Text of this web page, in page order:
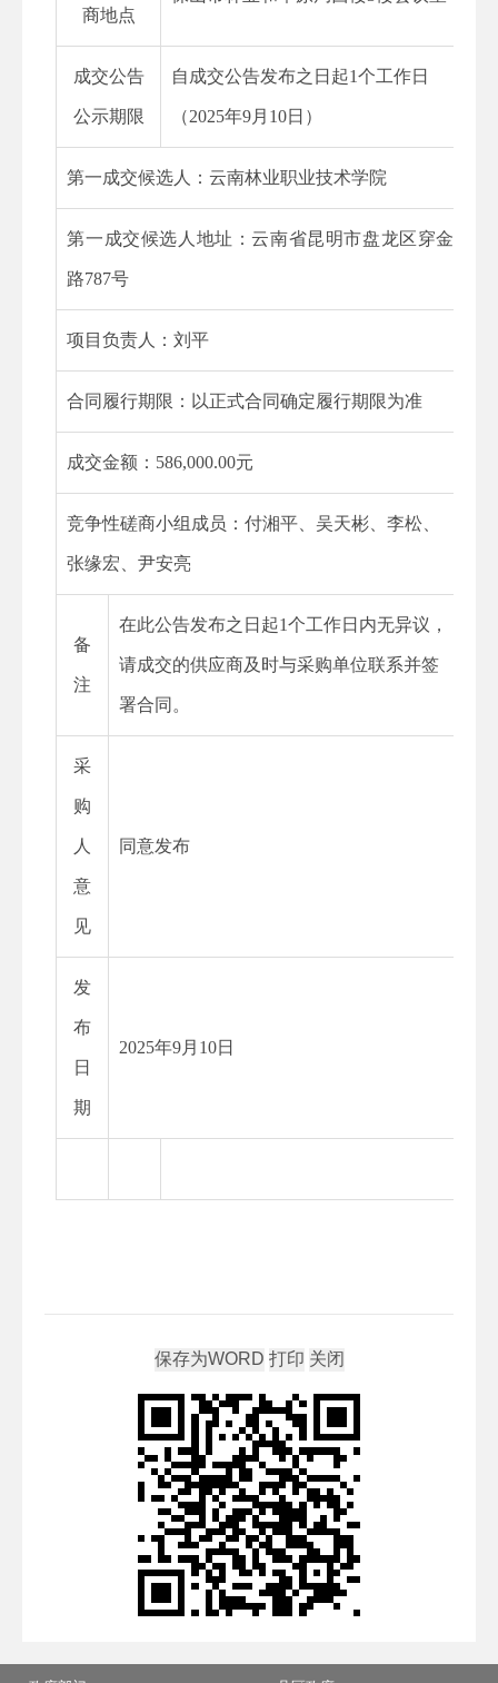
商地点
成交公告
公示期限
自成交公告发布之日起1个工作日
（2025年9月 10日）
第一成交候选人：云南林业职业技术学院
第一成交候选人地址：云南省昆明市盘龙区穿金
路787号
项目负责人：刘平
合同履行期限： 以正式合同确定履行期限为准
成交金额： 586,000.00元
竞争性磋商小组成员：付湘平、吴天彬、李松、
张缘宏、尹安亮
备
注
在此公告发布之日起1个工作日内无异议，
请成交的供应商及时与采购单位联系并签
署合同。
采
购
人
意
见
同意发布
发
布
日
期
2025年9月 10日